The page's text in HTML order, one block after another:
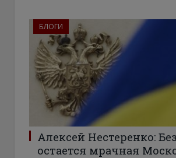
БЛОГИ
Алексей Нестеренко:
остается мрачная